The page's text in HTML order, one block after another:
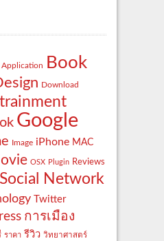
Application Book
Download
Google
Image iPhone MAC
OSX Plugin Reviews
Social Network
Twitter
การเมือง
ราคา รีวิว วิทยาศาสตร์